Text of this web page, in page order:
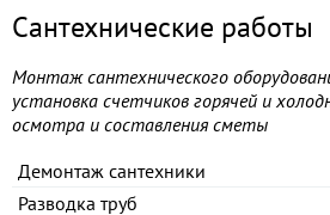
Сантехнические работы
Монтаж сантехнического
установка счетчиков горячей и
осмотра и составления сметы
Демонтаж сантехники
Разводка труб